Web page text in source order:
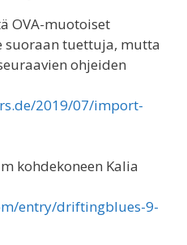
OVA-muotoiset
suoraan tuettuja, mutta
ohjeiden
2019/07/import-
kohdekoneen Kalia
entry/driftingblues-9-